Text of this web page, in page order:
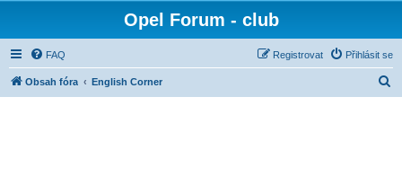
Opel Forum - club
FAQ Přihlásit se
Registrovat
Obsah fóra English Corner